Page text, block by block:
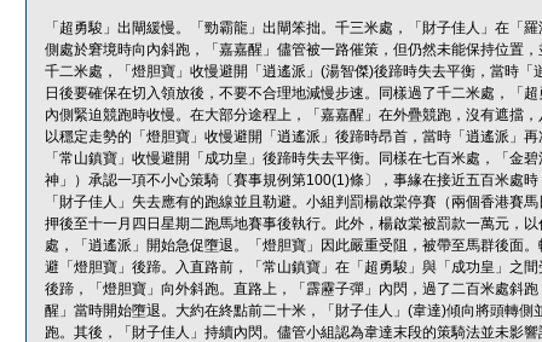
「超勇駿」出閘緩慢。「勁霸龍」出閘笨拙。千三米處，「財子佳人」在「
側處於窘境時向內斜跑，「嘉嘉醒」儘管被一路催策，但仍然未能保持位置
千二米處，「燈胆寶」收慢避開「逍遙派」(湯智傑)後蹄時失去平衡，當時
日後要確保在切入領放後，不要不合理地減慢步速。同樣過了千二米處，「
內側緊迫競跑時收慢。在大部分途程上，「嘉嘉醒」在外疊競跑，沒有遮擋
以穩定走勢的「燈胆寶」收慢避開「逍遙派」後蹄時昂首，當時「逍遙派」
「常山鎮寶」收慢避開「成功皇」後蹄時失去平衡。同樣在七百米處，「金
神」）承認一項不小心策騎〔賽事規例第100(1)條〕，事緣在接近五百米處
「財子佳人」失去應有的跑線並且勒避。小組判罰楊啟棠停賽（兩個香港賽
押後至十一月四日星期二跑馬地賽事後執行。此外，楊啟棠被罰款一萬元，
處，「逍遙派」開始急促墮退。「燈胆寶」因此嚴重受阻，被帶至馬群後面
避「燈胆寶」後蹄。入直路前，「常山鎮寶」在「超勇駿」與「成功皇」之
後蹄，「燈胆寶」向外斜跑。直路上，「霹靂子彈」內閃，過了二百米處斜
醒」當時開始墮退。大約在終點前二十米，「財子佳人」(韋達)傾向將頭轉
跑。其後，「財子佳人」持續內閃。儘管小組認為韋達末段的策騎法並未影